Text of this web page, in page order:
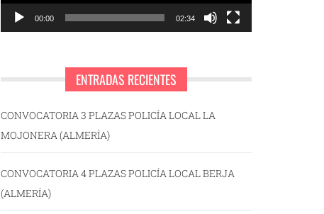
00:00 02:34
ENTRADAS RECIENTES
CONVOCATORIA 3 PLAZAS POLICÍA LOCAL LA
MOJONERA (ALMERÍA)
CONVOCATORIA 4 PLAZAS POLICÍA LOCAL BERJA
(ALMERÍA)